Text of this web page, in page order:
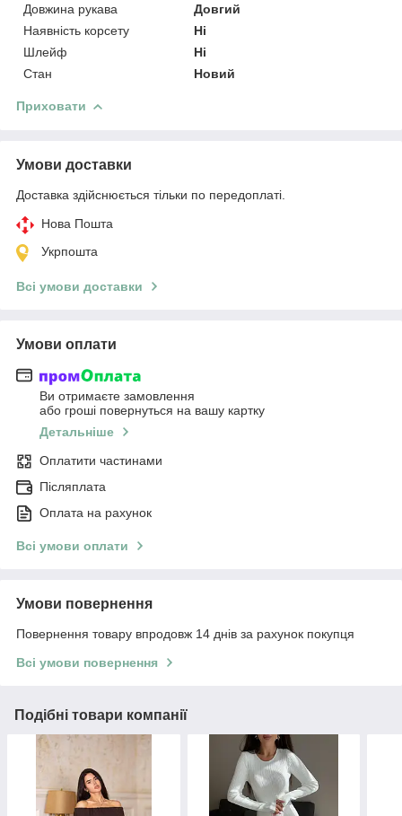
Довжина рукава
Довгий
Наявність корсету
Ні
Шлейф
Ні
Стан
Новий
Приховати
Умови доставки
Доставка здійснюється тільки по передоплаті.
Нова Пошта
Укрпошта
Всі умови доставки
Умови оплати
Ви отримаєте замовлення
або гроші повернуться на вашу картку
Детальніше
Оплатити частинами
Післяплата
Оплата на рахунок
Всі умови оплати
Умови повернення
Повернення товару впродовж 14 днів за рахунок покупця
Всі умови повернення
Подібні товари компанії